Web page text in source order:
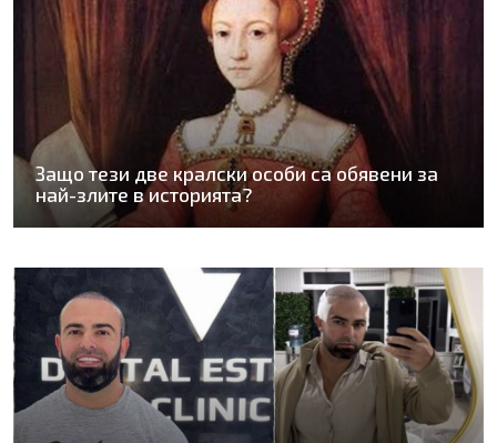
Защо тези две кралски особи са обявени за
най-злите в историята?